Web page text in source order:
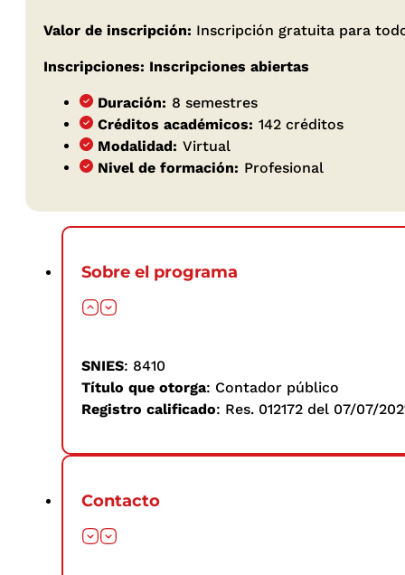
Valor de inscripción: Inscripción gratuita para
Inscripciones: Inscripciones abiertas
Duración: 8 semestres
Créditos académicos: 142 créditos
Modalidad: Virtual
Nivel de formación: Profesional
Sobre el programa
SNIES: 8410
Título que otorga: Contador público
Registro calificado: Res. 012172 del 07/07/
Contacto